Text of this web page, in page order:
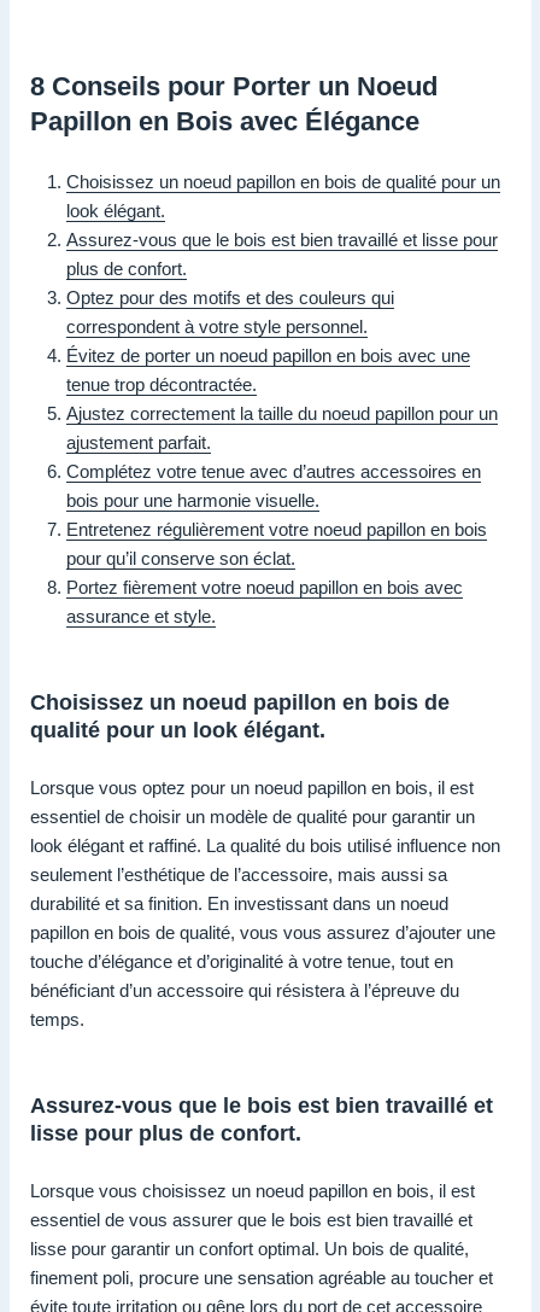
8 Conseils pour Porter un Noeud
Papillon en Bois avec Élégance
Choisissez un noeud papillon en bois de qualité pour un
look élégant.
Assurez-vous que le bois est bien travaillé et lisse pour
plus de confort.
Optez pour des motifs et des couleurs qui
correspondent à votre style personnel.
Évitez de porter un noeud papillon en bois avec une
tenue trop décontractée.
Ajustez correctement la taille du noeud papillon pour un
ajustement parfait.
Complétez votre tenue avec d’autres accessoires en
bois pour une harmonie visuelle.
Entretenez régulièrement votre noeud papillon en bois
pour qu’il conserve son éclat.
Portez fièrement votre noeud papillon en bois avec
assurance et style.
Choisissez un noeud papillon en bois de
qualité pour un look élégant.
Lorsque vous optez pour un noeud papillon en bois, il est
essentiel de choisir un modèle de qualité pour garantir un
look élégant et raffiné. La qualité du bois utilisé influence non
seulement l’esthétique de l’accessoire, mais aussi sa
durabilité et sa finition. En investissant dans un noeud
papillon en bois de qualité, vous vous assurez d’ajouter une
touche d’élégance et d’originalité à votre tenue, tout en
bénéficiant d’un accessoire qui résistera à l’épreuve du
temps.
Assurez-vous que le bois est bien travaillé et
lisse pour plus de confort.
Lorsque vous choisissez un noeud papillon en bois, il est
essentiel de vous assurer que le bois est bien travaillé et
lisse pour garantir un confort optimal. Un bois de qualité,
finement poli, procure une sensation agréable au toucher et
évite toute irritation ou gêne lors du port de cet accessoire